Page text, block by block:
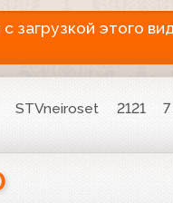
этого
STVneiroset 2121